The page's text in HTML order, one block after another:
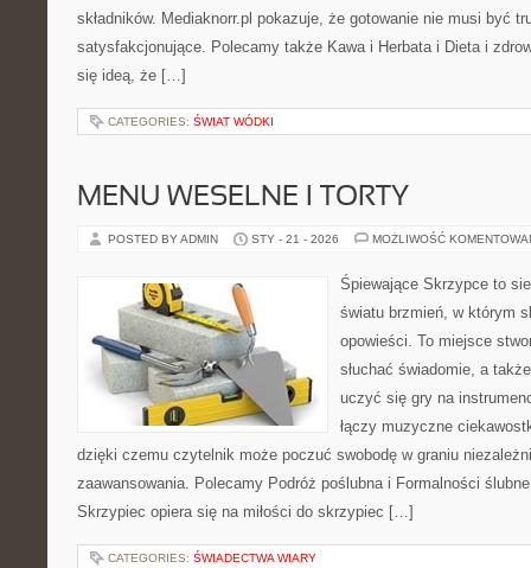
składników. Mediaknorr.pl pokazuje, że gotowanie nie musi być
satysfakcjonujące. Polecamy także Kawa i Herbata i Dieta i
się ideą, że […]
CATEGORIES: ŚWIAT WÓDKI
MENU WESELNE I TORTY
POSTED BY ADMIN STY - 21 - 2026 MOŻLIWOŚĆ
Śpiewające Skrzypce to
światu brzmień, w którym
opowieści. To miejsce
słuchać świadomie, a
uczyć się gry na
łączy muzyczne
dzięki czemu czytelnik może poczuć swobodę w graniu
zaawansowania. Polecamy Podróż poślubna i Formalności
Skrzypiec opiera się na miłości do skrzypiec […]
CATEGORIES: ŚWIADECTWA WIARY